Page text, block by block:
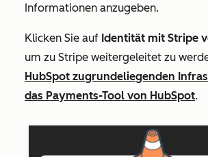
Informationen anzugeben.
Klicken Sie auf Identität mit Stripe
um zu Stripe weitergeleitet zu
HubSpot zugrundeliegenden
das Payments-Tool von HubSpot.